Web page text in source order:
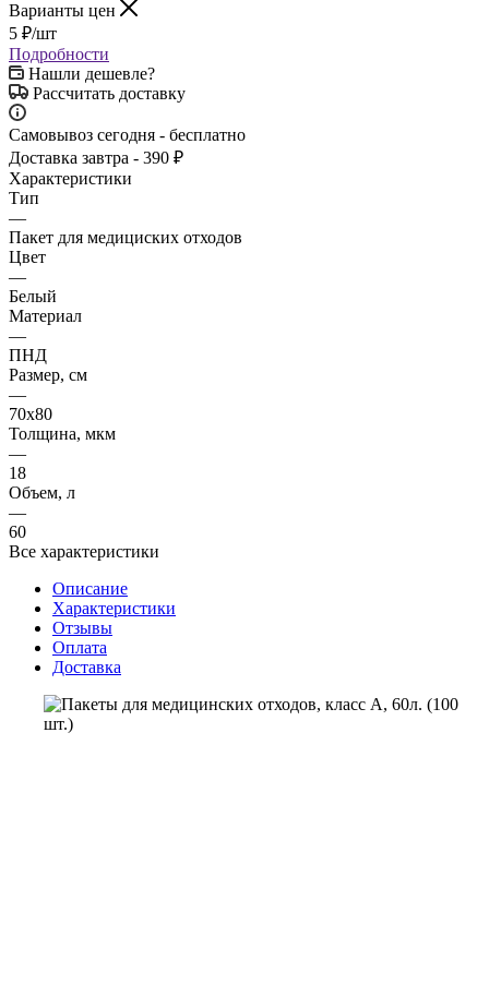
Варианты цен
5 ₽/шт
Подробности
Нашли дешевле?
Рассчитать доставку
Самовывоз сегодня - бесплатно
Доставка завтра - 390 ₽
Характеристики
Тип
—
Пакет для медициских отходов
Цвет
—
Белый
Материал
—
ПНД
Размер, см
—
70x80
Толщина, мкм
—
18
Объем, л
—
60
Все характеристики
Описание
Характеристики
Отзывы
Оплата
Доставка